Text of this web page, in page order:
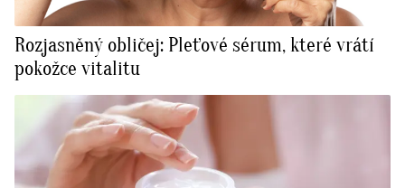
Rozjasněný obličej: Pleťové sérum, které vrátí
pokožce vitalitu